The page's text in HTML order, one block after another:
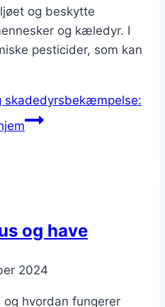
og beskytte
og kæledyr. I
pesticider, som kan
skadedyrsbekæmpelse:
og have
2024
hvordan fungerer